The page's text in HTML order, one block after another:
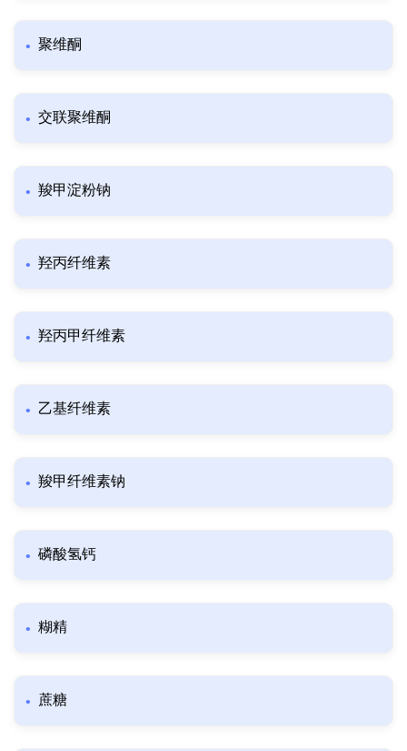
聚维酮
交联聚维酮
羧甲淀粉钠
羟丙纤维素
羟丙甲纤维素
乙基纤维素
羧甲纤维素钠
磷酸氢钙
糊精
蔗糖